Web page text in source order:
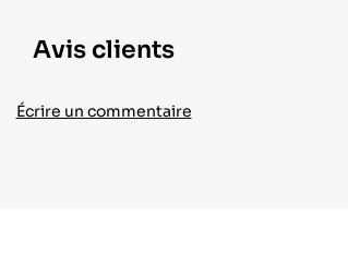
Avis clients
Écrire un commentaire